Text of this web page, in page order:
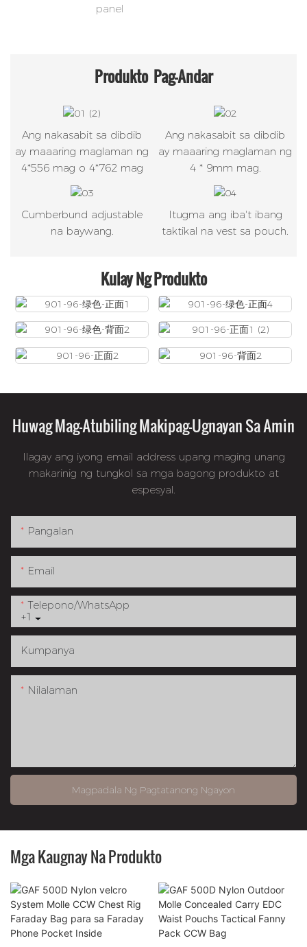
panel
Produkto Pag-Andar
Ang nakasabit sa dibdib
ay maaaring maglaman ng
4*556 mag o 4*762 mag
Ang nakasabit sa dibdib
ay maaaring maglaman ng
4 * 9mm mag.
Cumberbund adjustable
na baywang.
Itugma ang iba't ibang
taktikal na vest sa pouch.
Kulay Ng Produkto
Huwag Mag-Atubiling Makipag-Ugnayan Sa Amin
Ilagay ang iyong email address upang maging unang
makarinig ng tungkol sa mga bagong produkto at
espesyal.
Pangalan
Email
+1
Telepono/whatsApp
Kumpanya
Nilalaman
Magpadala Ng Pagtatanong Ngayon
Mga Kaugnay Na Produkto